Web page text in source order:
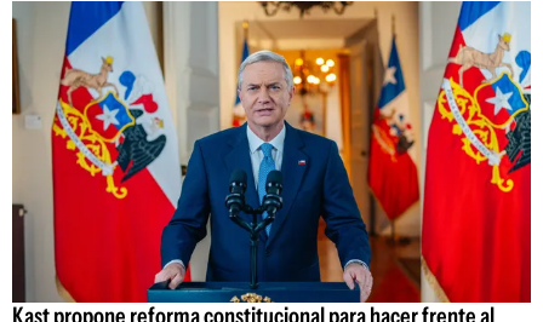
Kast propone reforma constitucional para hacer frente al